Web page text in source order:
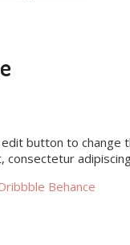
edit button to change
consectetur
Behance